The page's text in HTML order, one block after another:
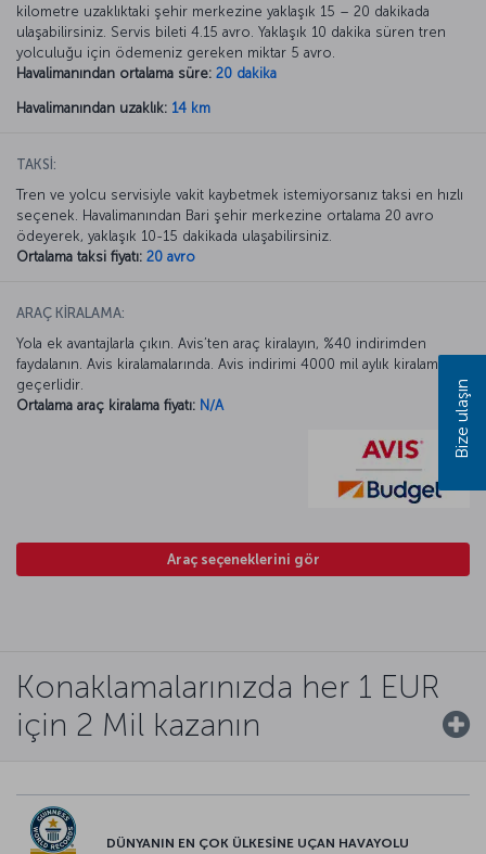
kilometre uzaklıktaki şehir merkezine yaklaşık 15 – 20 dakikada
ulaşabilirsiniz. Servis bileti 4.15 avro. Yaklaşık 10 dakika süren tren
yolculuğu için ödemeniz gereken miktar 5 avro.
Havalimanından ortalama süre: 20 dakika
Havalimanından uzaklık: 14 km
TAKSİ:
Tren ve yolcu servisiyle vakit kaybetmek istemiyorsanız taksi en hızlı
seçenek. Havalimanından Bari şehir merkezine ortalama 20 avro
ödeyerek, yaklaşık 10-15 dakikada ulaşabilirsiniz.
Ortalama taksi fiyatı: 20 avro
ARAÇ KİRALAMA:
Yola ek avantajlarla çıkın. Avis’ten araç kiralayın, %40 indirimden
faydalanın. Avis kiralamalarında. Avis indirimi 4000 mil aylık kiralamada
geçerlidir.
Ortalama araç kiralama fiyatı: N/A
Araç seçeneklerini gör
Konaklamalarınızda her 1 EUR
için 2 Mil kazanın
DÜNYANIN EN ÇOK ÜLKESİNE UÇAN HAVAYOLU
Bize ulaşın